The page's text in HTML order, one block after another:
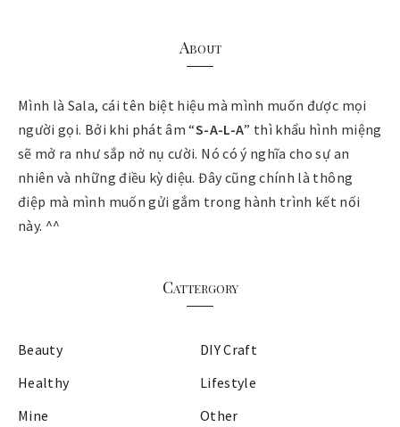
About
Mình là Sala, cái tên biệt hiệu mà mình muốn được mọi
người gọi. Bởi khi phát âm “S-A-L-A” thì khẩu hình miệng
sẽ mở ra như sắp nở nụ cười. Nó có ý nghĩa cho sự an
nhiên và những điều kỳ diệu. Đây cũng chính là thông
điệp mà mình muốn gửi gắm trong hành trình kết nối
này. ^^
Cattergory
Beauty
DIY Craft
Healthy
Lifestyle
Mine
Other